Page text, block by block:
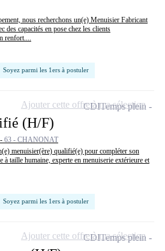
nous recherchons un(e) Menuisier Fabricant
des capacités en pose chez les clients
renfort....
Soyez parmi les 1ers à postuler
(H/F)
63 - CHANONAT
menuisier(ère) qualifié(e) pour compléter son
à taille humaine, experte en menuiserie extérieure et
Soyez parmi les 1ers à postuler
CDITemps plein
Ajouter cette offre à ma sélection
CDITemps plein
Ajouter cette offre à ma sélection